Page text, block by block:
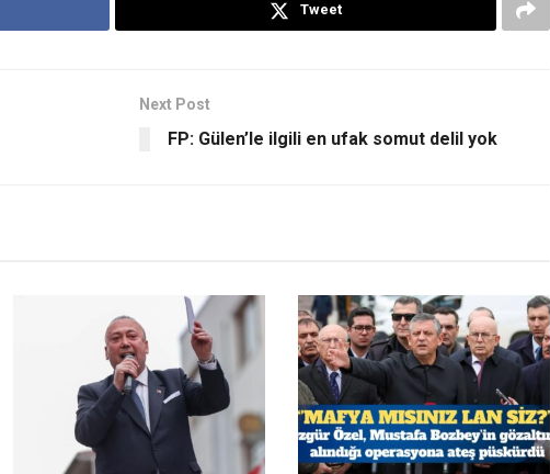
Tweet
Next Post
FP: Gülen’le ilgili en ufak somut delil yok